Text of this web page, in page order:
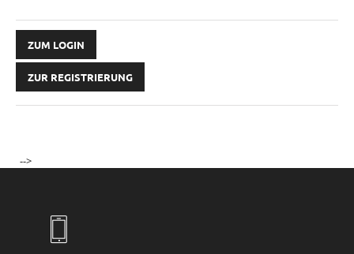
ZUM LOGIN
ZUR REGISTRIERUNG
-->